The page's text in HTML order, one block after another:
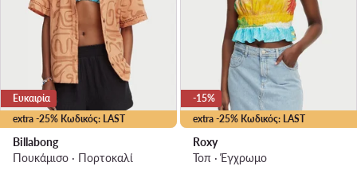
extra -25% Κωδικός: LAST
Ευκαιρία
Billabong
Πουκάμισο · Πορτοκαλί
extra -25% Κωδικός: LAST
-15%
Roxy
Τοπ · Έγχρωμο